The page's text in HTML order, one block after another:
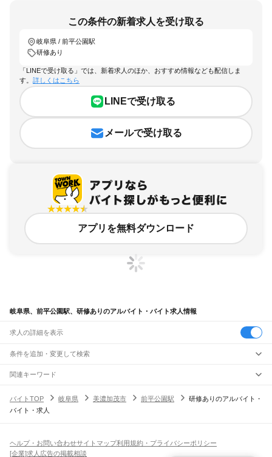
この条件の新着求人を受け取る
岐阜県 / 前平公園駅
研修あり
「LINEで受け取る」では、新着求人のほか、おすすめ情報なども配信しま
す。 詳しくはこちら
LINEで受け取る
メールで受け取る
アプリを無料ダウンロード
岐阜県、前平公園駅、研修ありのアルバイト・バイト求人情報
求人の詳細を表示
条件を追加・変更して検索
市区町村を追加・変更
岐阜県すべて
岐阜市
駅を追加・変更
JR高山本線
職種を追加・変更
飲食・フードサービスすべて
ホールスタッフキッチンスタッフ
人気
関連キーワード
バイトTOP
岐阜県 美濃加茂市 前平公園駅
研修ありのアルバイト・
バイト・求人
ヘルプ・お問い合わせサイトマップ利用規約・プライバシーポリシー
[企業]求人広告の掲載相談